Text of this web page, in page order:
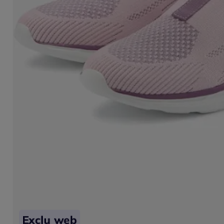
Exclu web